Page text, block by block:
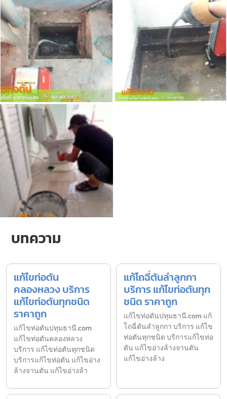
บทความ
แก้ไขท่อตัน
คลองหลวง บริการ
แก้ไขท่อตันทุกชนิด
ราคาถูก
แก้ไขท่อตันปทุมธานี.com
แก้ไขท่อตันคลองหลวง
บริการ แก้ไขท่อตันทุกชนิด
บริการแก้ไขท่อตัน แก้ไขอ่าง
ล้างจานตัน แก้ไขอ่างล้า
แก้โถฉี่ตันลำลูกกา
บริการ แก้ไขท่อตันทุก
ชนิด ราคาถูก
แก้ไขท่อตันปทุมธานี.com แก้
โถฉี่ตันลำลูกกา บริการ แก้ไข
ท่อตันทุกชนิด บริการแก้ไขท่อ
ตัน แก้ไขอ่างล้างจานตัน
แก้ไขอ่างล้าง